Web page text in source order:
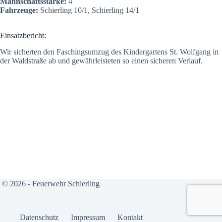
Fahr­zeu­ge: Schier­ling 10/1, Schier­ling 14/1
Ein­satz­be­richt:
Wir sicher­ten den Faschings­um­zug des Kin­der­gar­tens St. Wolf­gang in
der Wald­stra­ße ab und gewähr­leis­te­ten so einen siche­ren Ver­lauf.
© 2026 - Feuerwehr Schierling
Daten­schutz Impres­sum Kon­takt